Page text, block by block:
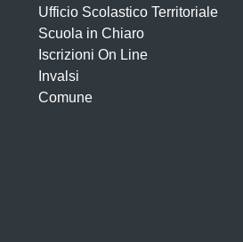
Ufficio Scolastico Territoriale
Scuola in Chiaro
Iscrizioni On Line
Invalsi
Comune